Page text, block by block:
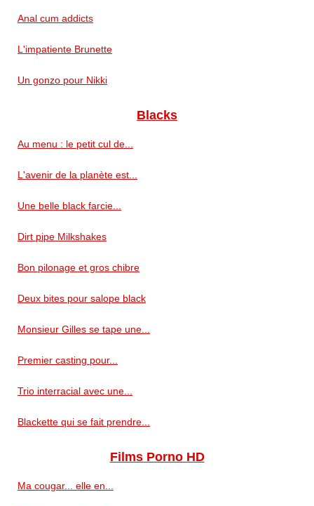
Anal cum addicts
L'impatiente Brunette
Un gonzo pour Nikki
Blacks
Au menu : le petit cul de...
L'avenir de la planète est...
Une belle black farcie...
Dirt pipe Milkshakes
Bon pilonage et gros chibre
Deux bites pour salope black
Monsieur Gilles se tape une...
Premier casting pour...
Trio interracial avec une...
Blackette qui se fait prendre...
Films Porno HD
Ma cougar... elle en...